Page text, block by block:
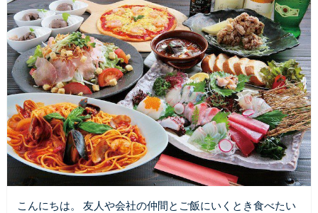
こんにちは。 友人や会社の仲間とご飯にいくとき食べたい